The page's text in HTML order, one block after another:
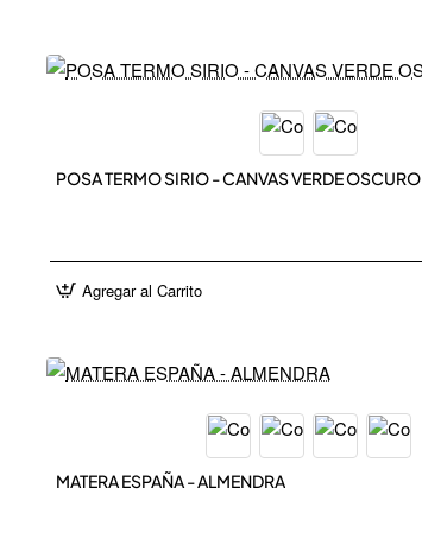
POSA TERMO SIRIO - CANVAS VERDE OSCURO
Agregar al Carrito
MATERA ESPAÑA - ALMENDRA